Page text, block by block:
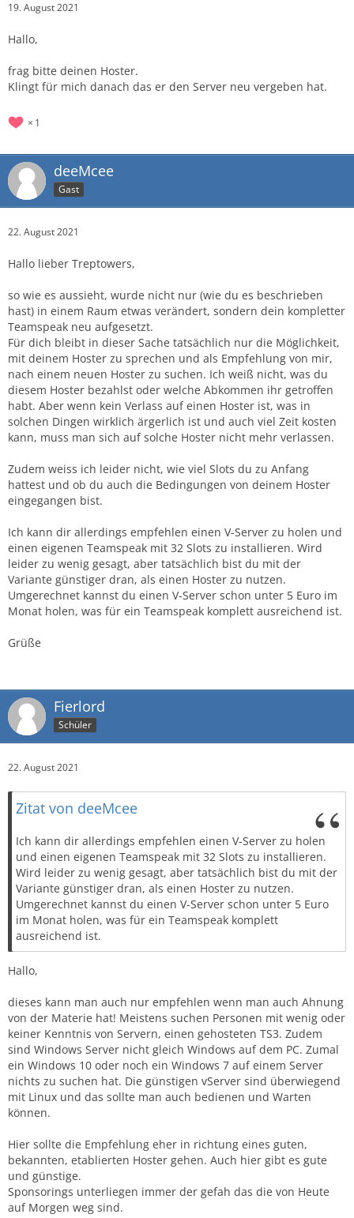
19. August 2021
Hallo,
frag bitte deinen Hoster.
Klingt für mich danach das er den Server neu vergeben hat.
1
deeMcee
Gast
22. August 2021
Hallo lieber Treptowers,
so wie es aussieht, wurde nicht nur (wie du es beschrieben
hast) in einem Raum etwas verändert, sondern dein kompletter
Teamspeak neu aufgesetzt.
Für dich bleibt in dieser Sache tatsächlich nur die Möglichkeit,
mit deinem Hoster zu sprechen und als Empfehlung von mir,
nach einem neuen Hoster zu suchen. Ich weiß nicht, was du
diesem Hoster bezahlst oder welche Abkommen ihr getroffen
habt. Aber wenn kein Verlass auf einen Hoster ist, was in
solchen Dingen wirklich ärgerlich ist und auch viel Zeit kosten
kann, muss man sich auf solche Hoster nicht mehr verlassen.
Zudem weiss ich leider nicht, wie viel Slots du zu Anfang
hattest und ob du auch die Bedingungen von deinem Hoster
eingegangen bist.
Ich kann dir allerdings empfehlen einen V-Server zu holen und
einen eigenen Teamspeak mit 32 Slots zu installieren. Wird
leider zu wenig gesagt, aber tatsächlich bist du mit der
Variante günstiger dran, als einen Hoster zu nutzen.
Umgerechnet kannst du einen V-Server schon unter 5 Euro im
Monat holen, was für ein Teamspeak komplett ausreichend ist.
Grüße
Fierlord
Schüler
22. August 2021
Zitat von deeMcee
Ich kann dir allerdings empfehlen einen V-Server zu holen
und einen eigenen Teamspeak mit 32 Slots zu installieren.
Wird leider zu wenig gesagt, aber tatsächlich bist du mit der
Variante günstiger dran, als einen Hoster zu nutzen.
Umgerechnet kannst du einen V-Server schon unter 5 Euro
im Monat holen, was für ein Teamspeak komplett
ausreichend ist.
Hallo,
dieses kann man auch nur empfehlen wenn man auch Ahnung
von der Materie hat! Meistens suchen Personen mit wenig oder
keiner Kenntnis von Servern, einen gehosteten TS3. Zudem
sind Windows Server nicht gleich Windows auf dem PC. Zumal
ein Windows 10 oder noch ein Windows 7 auf einem Server
nichts zu suchen hat. Die günstigen vServer sind überwiegend
mit Linux und das sollte man auch bedienen und Warten
können.
Hier sollte die Empfehlung eher in richtung eines guten,
bekannten, etablierten Hoster gehen. Auch hier gibt es gute
und günstige.
Sponsorings unterliegen immer der gefah das die von Heute
auf Morgen weg sind.